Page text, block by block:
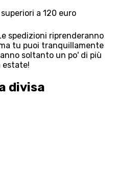
a 120 euro
spedizioni riprenderanno
tu puoi tranquillamente
soltanto un po' di più
estate!
divisa